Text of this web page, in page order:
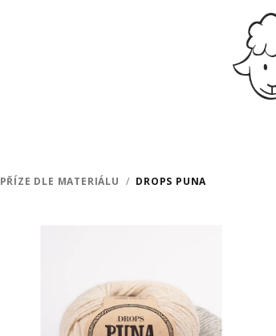
PŘÍZE DLE MATERIÁLU / DROPS PUNA